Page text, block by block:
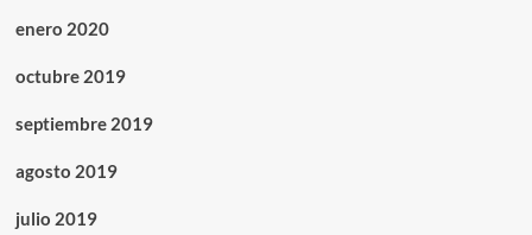
enero 2020
octubre 2019
septiembre 2019
agosto 2019
julio 2019